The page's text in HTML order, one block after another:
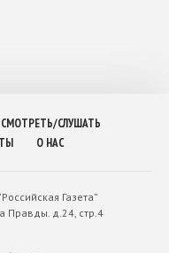
СМОТРЕТЬ/СЛУШАТЬ
О НАС
Газета”
Правды. д.24, стр.4